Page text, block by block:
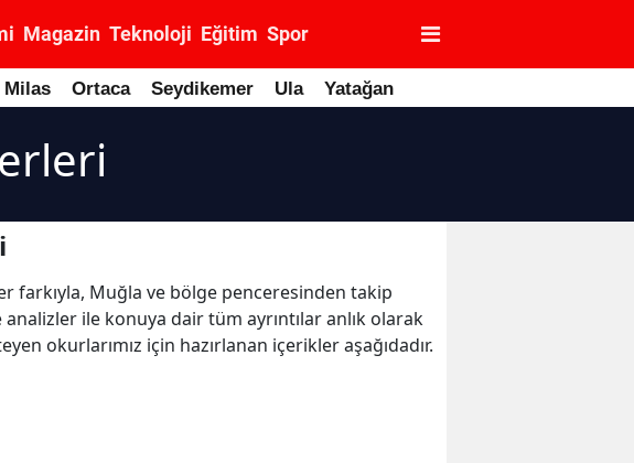
Magazin Teknoloji Eğitim Spor
Milas Ortaca Seydikemer Ula Yatağan
farkıyla, Muğla ve bölge penceresinden takip
ile konuya dair tüm ayrıntılar anlık olarak
okurlarımız için hazırlanan içerikler aşağıdadır.